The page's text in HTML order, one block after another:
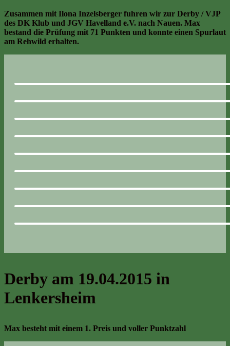
Zusammen mit Ilona Inzelsberger fuhren wir zur Derby / VJP
des DK Klub und JGV Havelland e.V. nach Nauen. Max
bestand die Prüfung mit 71 Punkten und konnte einen Spurlaut
am Rehwild erhalten.
Derby am 19.04.2015 in
Lenkersheim
Max besteht mit einem 1. Preis und voller Punktzahl